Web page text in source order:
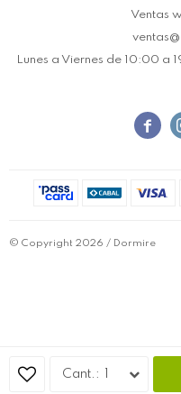
Ventas
Lunes a Viernes de 10:00 a

© Copyright 2026 / Dormire